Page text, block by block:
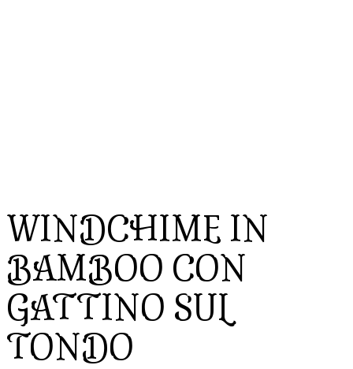
WINDCHIME IN
BAMBOO CON
GATTINO SUL
TONDO